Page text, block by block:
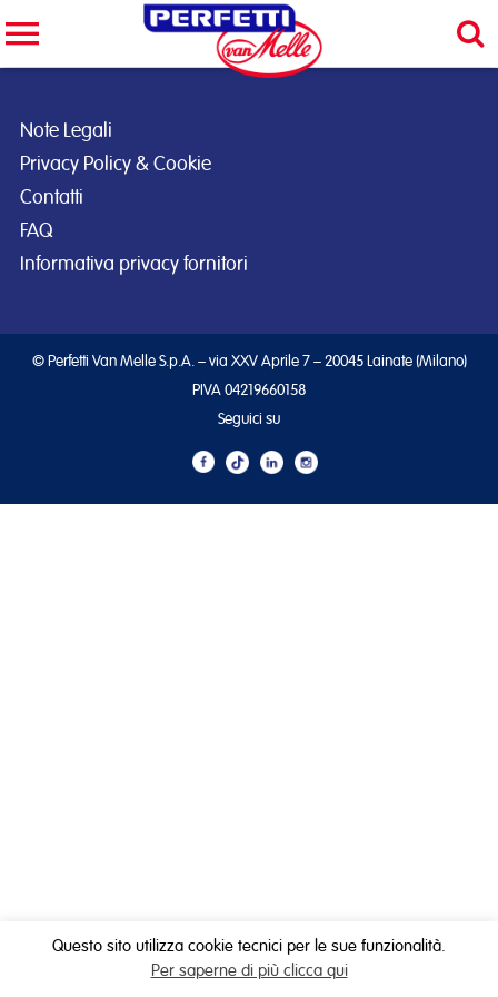
Note Legali
Privacy Policy & Cookie
Contatti
FAQ
Informativa privacy fornitori
© Perfetti Van Melle S.p.A. – via XXV Aprile 7 – 20045 Lainate (Milano)
PIVA 04219660158
Seguici su
Questo sito utilizza cookie tecnici per le sue funzionalità.
Per saperne di più clicca qui